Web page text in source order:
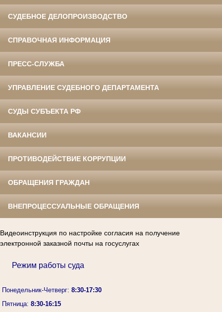
СУДЕБНОЕ ДЕЛОПРОИЗВОДСТВО
СПРАВОЧНАЯ ИНФОРМАЦИЯ
ПРЕСС-СЛУЖБА
УПРАВЛЕНИЕ СУДЕБНОГО ДЕПАРТАМЕНТА
СУДЫ СУБЪЕКТА РФ
ВАКАНСИИ
ПРОТИВОДЕЙСТВИЕ КОРРУПЦИИ
ОБРАЩЕНИЯ ГРАЖДАН
ВНЕПРОЦЕССУАЛЬНЫЕ ОБРАЩЕНИЯ
Видеоинструкция по настройке согласия на получение
электронной заказной почты на госуслугах
Режим работы суда
Понедельник-Четверг: 8:30-17:30
Пятница: 8:30-16:15